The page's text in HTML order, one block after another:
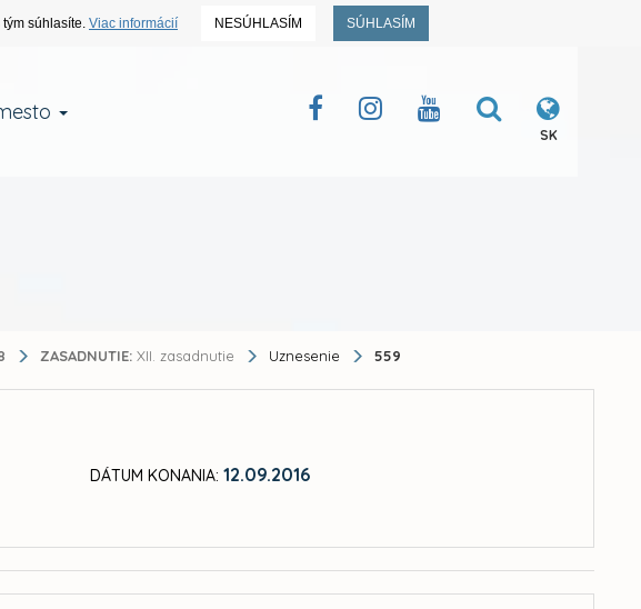
súhlasíte. Viac informácií NESÚHLASÍM SÚHLASÍM
SK
ZASADNUTIE: XII. zasadnutie Uznesenie 559
DÁTUM KONANIA: 12.09.2016